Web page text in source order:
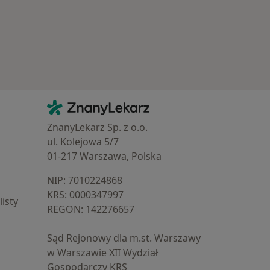
Kontakt
ZnanyLekarz - Strona główna
ZnanyLekarz Sp. z o.o.
ul. Kolejowa 5/7
01-217 Warszawa, Polska
NIP: ⁠7010224868
KRS: ⁠0000347997
REGON: ⁠142276657
Sąd Rejonowy dla m.st. Warszawy
w Warszawie XII Wydział
Gospodarczy KRS